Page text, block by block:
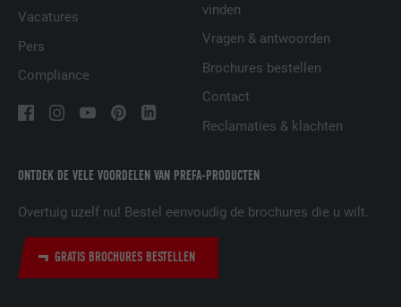
ONTDEK DE VELE VOORDELEN VAN PREFA-PRODUCTEN
Overtuig uzelf nu! Bestel eenvoudig de brochures die u wilt.
GRATIS BROCHURES BESTELLEN
Vacatures
Pers
Compliance
vinden
Vragen & antwoorden
Brochures bestellen
Contact
Reclamaties & klachten
DOEL
Wordt gebruikt om bezoekers op meerdere
websites te volgen, om op basis van de
reclame te presenteren.
VERVALTIJD 1 dag
Gebruikt door de socialnetworking-dienst